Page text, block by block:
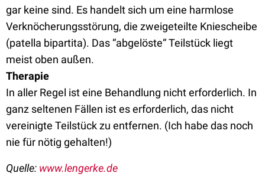
gar keine sind. Es handelt sich um eine harmlose
Verknöcherungsstörung, die zweigeteilte Kniescheibe
(patella bipartita). Das “abgelöste“ Teilstück liegt
meist oben außen.
Therapie
In aller Regel ist eine Behandlung nicht erforderlich. In
ganz seltenen Fällen ist es erforderlich, das nicht
vereinigte Teilstück zu entfernen. (Ich habe das noch
nie für nötig gehalten!)
Quelle: www.lengerke.de